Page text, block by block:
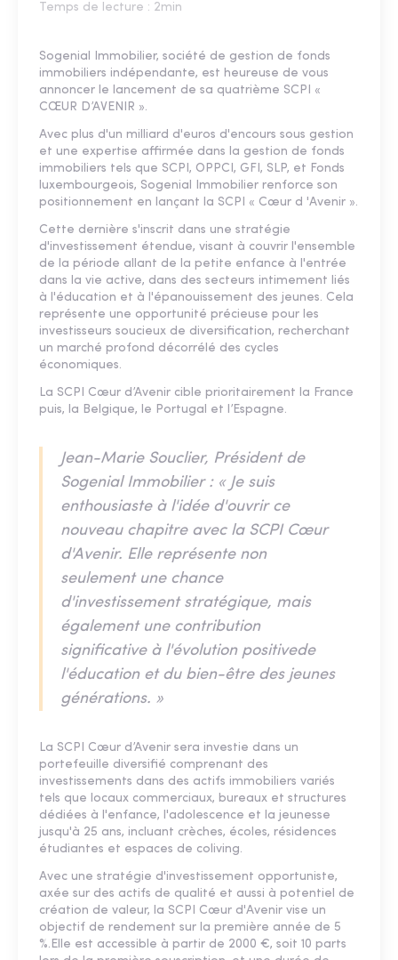
Temps de lecture : 2min
Sogenial Immobilier, société de gestion de fonds
immobiliers indépendante, est heureuse de vous
annoncer le lancement de sa quatrième SCPI «
CŒUR D’AVENIR ».
Avec plus d'un milliard d'euros d'encours sous gestion
et une expertise affirmée dans la gestion de fonds
immobiliers tels que SCPI, OPPCI, GFI, SLP, et Fonds
luxembourgeois, Sogenial Immobilier renforce son
positionnement en lançant la SCPI « Cœur d 'Avenir ».
Cette dernière s'inscrit dans une stratégie
d'investissement étendue, visant à couvrir l'ensemble
de la période allant de la petite enfance à l'entrée
dans la vie active, dans des secteurs intimement liés
à l'éducation et à l'épanouissement des jeunes. Cela
représente une opportunité précieuse pour les
investisseurs soucieux de diversification, recherchant
un marché profond décorrélé des cycles
économiques.
La SCPI Cœur d’Avenir cible prioritairement la France
puis, la Belgique, le Portugal et l’Espagne.
Jean-Marie Souclier, Président de
Sogenial Immobilier : « Je suis
enthousiaste à l'idée d'ouvrir ce
nouveau chapitre avec la SCPI Cœur
d'Avenir. Elle représente non
seulement une chance
d'investissement stratégique, mais
également une contribution
significative à l'évolution positivede
l'éducation et du bien-être des jeunes
générations. »
La SCPI Cœur d’Avenir sera investie dans un
portefeuille diversifié comprenant des
investissements dans des actifs immobiliers variés
tels que locaux commerciaux, bureaux et structures
dédiées à l'enfance, l'adolescence et la jeunesse
jusqu'à 25 ans, incluant crèches, écoles, résidences
étudiantes et espaces de coliving.
Avec une stratégie d'investissement opportuniste,
axée sur des actifs de qualité et aussi à potentiel de
création de valeur, la SCPI Cœur d'Avenir vise un
objectif de rendement sur la première année de 5
%.Elle est accessible à partir de 2000 €, soit 10 parts